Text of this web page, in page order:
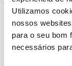
Utilizamos
nossos
para o seu bom
necessários